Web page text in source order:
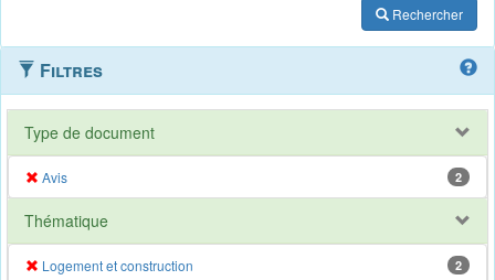
Rechercher
Filtres
Type de document
Avis 2
Thématique
Logement et construction 2